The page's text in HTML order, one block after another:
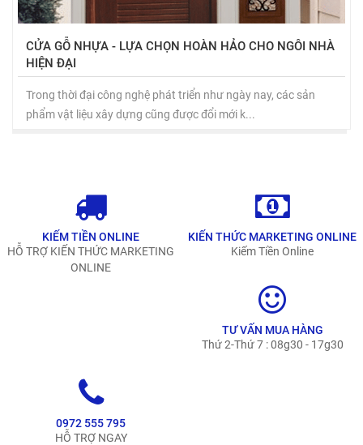
CỬA GỖ NHỰA - LỰA CHỌN HOÀN HẢO CHO NGÔI NHÀ
HIỆN ĐẠI
Trong thời đại công nghệ phát triển như ngày nay, các sản
phẩm vật liệu xây dựng cũng được đổi mới k...
KIẾM TIỀN ONLINE
HỖ TRỢ KIẾN THỨC MARKETING
ONLINE
KIẾN THỨC MARKETING ONLINE
Kiếm Tiền Online
TƯ VẤN MUA HÀNG
Thứ 2-Thứ 7 : 08g30 - 17g30
0972 555 795
HỖ TRỢ NGAY